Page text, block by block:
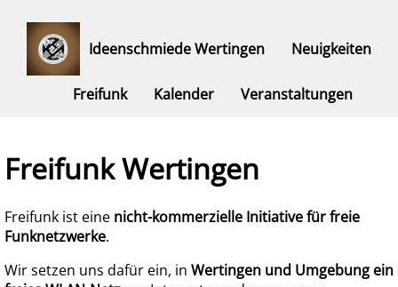
Ideenschmiede Wertingen Neuigkeiten
Freifunk Kalender Veranstaltungen
Freifunk Wertingen
Freifunk ist eine nicht-kommerzielle Initiative für freie
Funknetzwerke.
Wir setzen uns dafür ein, in Wertingen und Umgebung ein